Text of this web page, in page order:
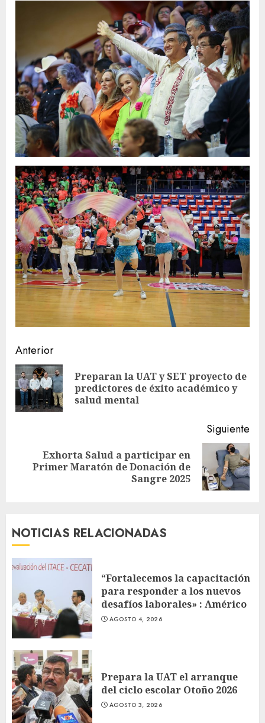
Sigue
leyendo
Anterior
Preparan la UAT y SET proyecto de
predictores de éxito académico y
salud mental
Siguiente
Siguiente
Exhorta Salud a participar en
Primer Maratón de Donación de
Sangre 2025
NOTICIAS RELACIONADAS
“Fortalecemos la capacitación
para responder a los nuevos
desafíos laborales» : Américo
AGOSTO 4, 2026
Prepara la UAT el arranque
del ciclo escolar Otoño 2026
AGOSTO 3, 2026